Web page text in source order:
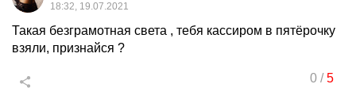
18:32, 19.07.2021
Такая безграмотная света , тебя кассиром в пятёрочку
взяли, признайся ?
0/5